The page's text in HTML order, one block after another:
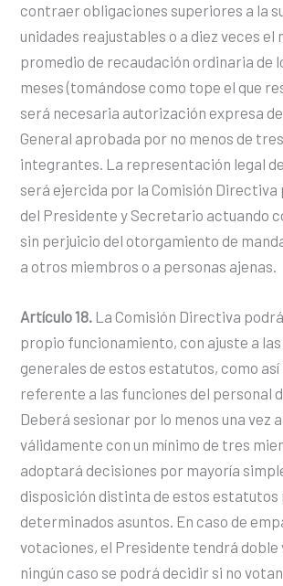
contraer obligaciones superiores a la
unidades reajustables o a diez veces el
promedio de recaudación ordinaria de
meses (tomándose como tope el que
será necesaria autorización expresa
General aprobada por no menos de
integrantes. La representación legal
será ejercida por la Comisión
del Presidente y Secretario actuando
sin perjuicio del otorgamiento de
a otros miembros o a personas ajenas.
Artículo 18. La Comisión Directiva
propio funcionamiento, con ajuste a
generales de estos estatutos, como
referente a las funciones del personal
Deberá sesionar por lo menos una vez
válidamente con un mínimo de tres
adoptará decisiones por mayoría
disposición distinta de estos estatutos
determinados asuntos. En caso de
votaciones, el Presidente tendrá doble
ningún caso se podrá decidir si no votan